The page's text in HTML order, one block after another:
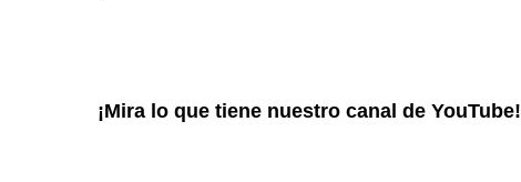
¡Mira lo que tiene nuestro canal de YouTube!